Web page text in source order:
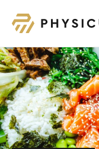
naar
inhoud